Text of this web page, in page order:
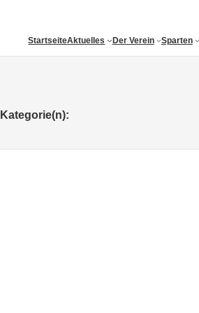
StartseiteAktuelles Der Verein Sparten
Kategorie(n):